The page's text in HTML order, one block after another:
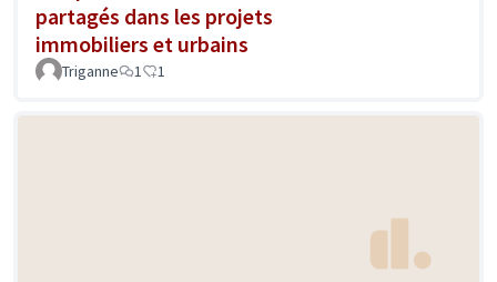
partagés dans les projets
immobiliers et urbains
Triganne 1 1